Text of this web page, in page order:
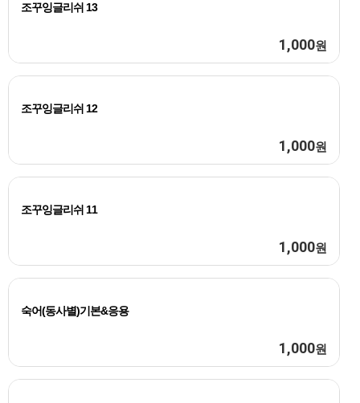
조꾸잉글리쉬 13
1,000원
조꾸잉글리쉬 12
1,000원
조꾸잉글리쉬 11
1,000원
숙어(동사별)기본&응용
1,000원